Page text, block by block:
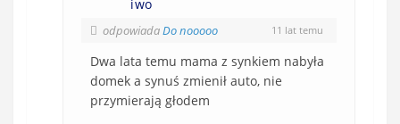
iwo
odpowiadaDo nooooo 11 lat temu
Dwa lata temu mama z synkiem nabyła
domek a synuś zmienił auto, nie
przymierają głodem